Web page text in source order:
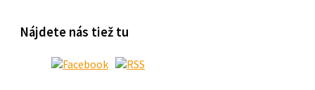
Nájdete nás tiež tu